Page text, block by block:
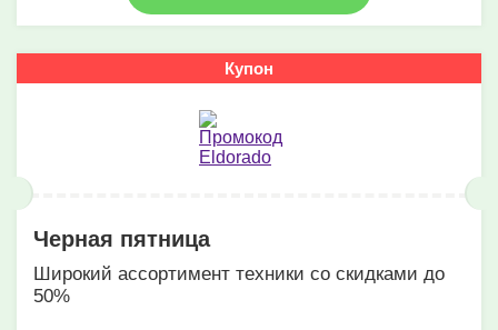
Купон
Черная пятница
Широкий ассортимент техники со скидками до
50%